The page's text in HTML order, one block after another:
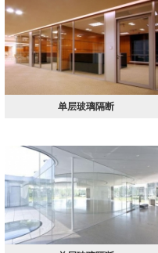
单层玻璃隔断